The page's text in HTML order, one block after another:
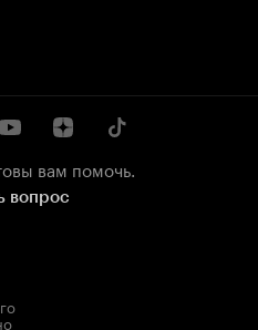
вам помочь.
вопрос